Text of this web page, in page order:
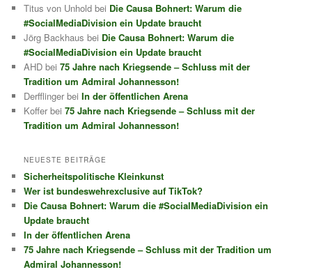
n
Titus von Unhold bei Die Causa Bohnert: Warum die
#SocialMediaDivision ein Update braucht
Jörg Backhaus bei Die Causa Bohnert: Warum die
#SocialMediaDivision ein Update braucht
AHD bei75 Jahre nach Kriegsende – Schluss mit der
Tradition um Admiral Johannesson!
Derfflinger beiIn der öffentlichen Arena
Koffer bei75 Jahre nach Kriegsende – Schluss mit der
Tradition um Admiral Johannesson!
NEUESTE BEITRÄGE
Sicherheitspolitische Kleinkunst
Wer ist bundeswehrexclusive auf TikTok?
Die Causa Bohnert: Warum die #SocialMediaDivision ein
Update braucht
In der öffentlichen Arena
75 Jahre nach Kriegsende – Schluss mit der Tradition um
Admiral Johannesson!